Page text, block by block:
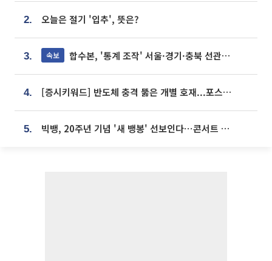
2. 오늘은 절기 '입추', 뜻은?
3. 속보 합수본, '통계 조작' 서울·경기·충북 선관위 등 추가 압수수색
4. [증시키워드] 반도체 충격 뚫은 개별 호재...포스코퓨처엠·에코프로·한화솔루션 '눈길'
5. 빅뱅, 20주년 기념 '새 뱅봉' 선보인다⋯콘서트 앞두고 팝업 개최